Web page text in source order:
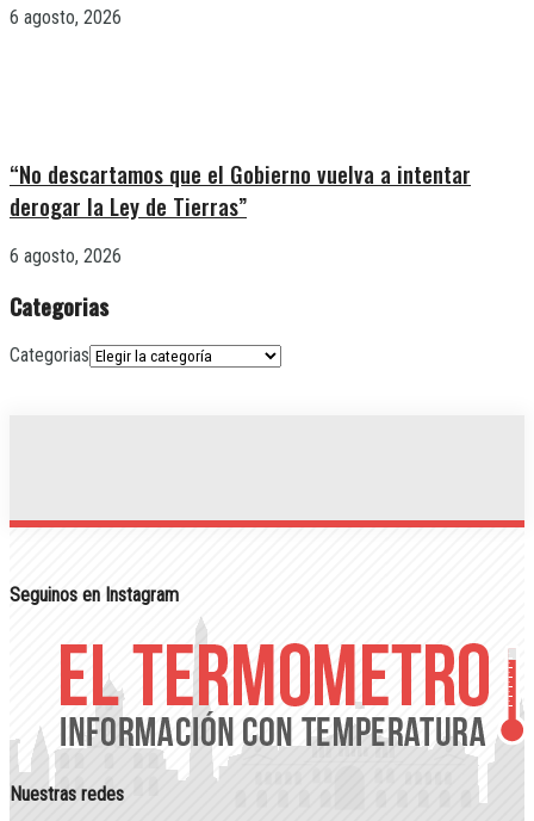
6 agosto, 2026
“No descartamos que el Gobierno vuelva a intentar
derogar la Ley de Tierras”
6 agosto, 2026
Categorias
Categorias
Seguinos en Instagram
Nuestras redes